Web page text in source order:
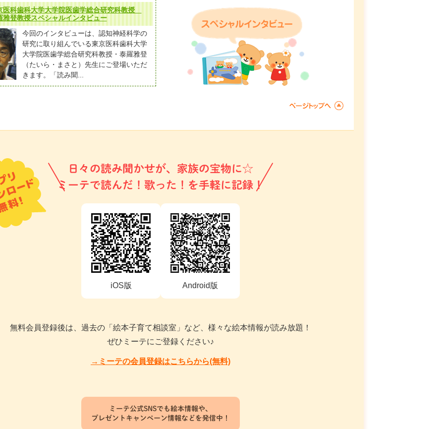
医科歯科大学大学院医歯学総合研究科教授
雅登教授スペシャルインタビュー
今回のインタビューは、認知神経科学の
研究に取り組んでいる東京医科歯科大学
大学院医歯学総合研究科教授・泰羅雅登
（たいら・まさと）先生にご登場いただ
きます。「読み聞...
日々の読み聞かせが、家族の宝物に☆
ミーテで読んだ！歌った！を手軽に記録！
iOS版 Android版
無料会員登録後は、過去の「絵本子育て相談室」など、様々な絵本情報が読み放題！
ぜひミーテにご登録ください♪
→ミーテの会員登録はこちらから(無料)
ミーテ公式SNSでも絵本情報や、
プレゼントキャンペーン情報などを発信中！